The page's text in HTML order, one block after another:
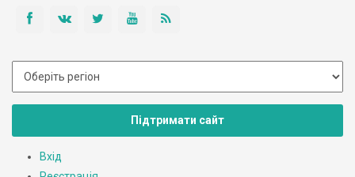
Підтримати сайт
Вхід